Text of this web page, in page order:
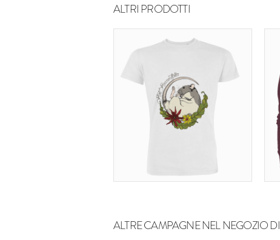
ALTRI PRODOTTI
ALTRE CAMPAGNE NEL NEGOZIO DI